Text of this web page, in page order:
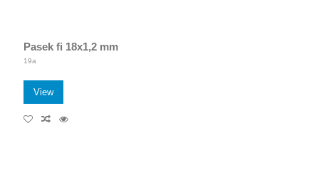
Pasek fi 18x1,2 mm
19a
View